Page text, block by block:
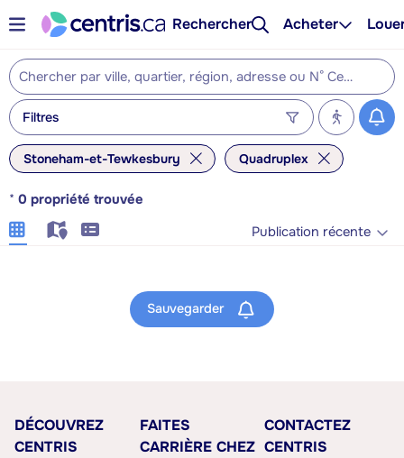
Rechercher Acheter
Filtres
Stoneham-et-Tewkesbury Quadruplex
* 0 propriété trouvée
Publication récente
Sauvegarder
DÉCOUVREZ
CENTRIS
FAITES
CARRIÈRE CHEZ
CONTACTEZ
CENTRIS